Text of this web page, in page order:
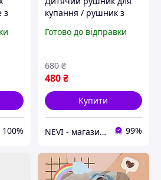
з
100%
купання / рушник з
рушник з куточком
Готово до відправки
480₴
680 ₴
Купити
NEVI - магазин дитячих товарів 99%